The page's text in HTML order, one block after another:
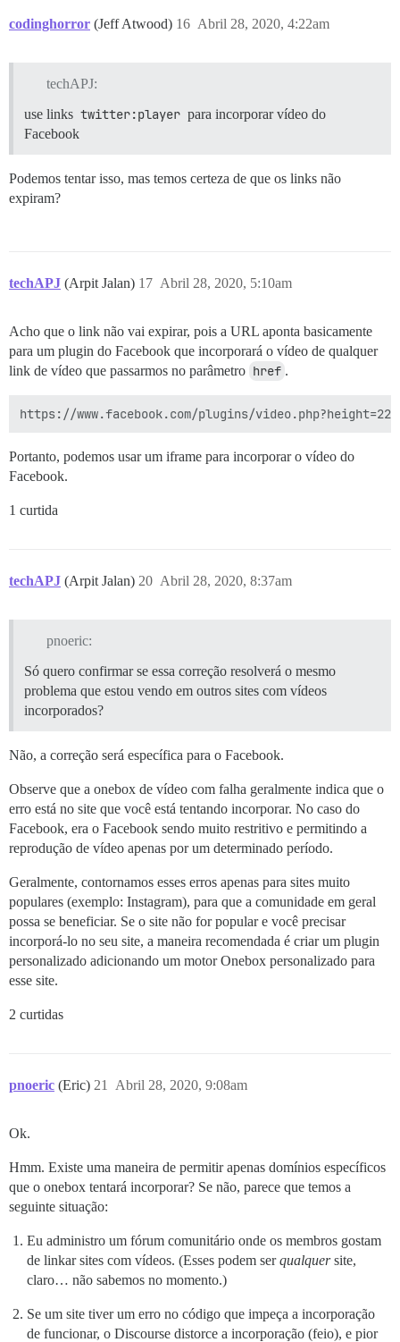
codinghorror (Jeff Atwood) Abril 28, 2020, 4:22am
16
techAPJ:
use links twitter:player para incorporar vídeo do
Facebook
Podemos tentar isso, mas temos certeza de que os links não
expiram?
techAPJ (Arpit Jalan) Abril 28, 2020, 5:10am
17
Acho que o link não vai expirar, pois a URL aponta basicamente
para um plugin do Facebook que incorporará o vídeo de qualquer
link de vídeo que passarmos no parâmetro href .
Portanto, podemos usar um iframe para incorporar o vídeo do
Facebook.
1 curtida
techAPJ (Arpit Jalan) Abril 28, 2020, 8:37am
20
pnoeric:
Só quero confirmar se essa correção resolverá o mesmo
problema que estou vendo em outros sites com vídeos
incorporados?
Não, a correção será específica para o Facebook.
Observe que a onebox de vídeo com falha geralmente indica que o
erro está no site que você está tentando incorporar. No caso do
Facebook, era o Facebook sendo muito restritivo e permitindo a
reprodução de vídeo apenas por um determinado período.
Geralmente, contornamos esses erros apenas para sites muito
populares (exemplo: Instagram), para que a comunidade em geral
possa se beneficiar. Se o site não for popular e você precisar
incorporá-lo no seu site, a maneira recomendada é criar um plugin
personalizado adicionando um motor Onebox personalizado para
esse site.
2 curtidas
pnoeric (Eric) Abril 28, 2020, 9:08am
21
Ok.
Hmm. Existe uma maneira de permitir apenas domínios específicos
que o onebox tentará incorporar? Se não, parece que temos a
seguinte situação:
Eu administro um fórum comunitário onde os membros gostam
de linkar sites com vídeos. (Esses podem serqualquersite,
claro… não sabemos no momento.)
Se um site tiver um erro no código que impeça a incorporação
de funcionar, o Discourse distorce a incorporação (feio), e pior